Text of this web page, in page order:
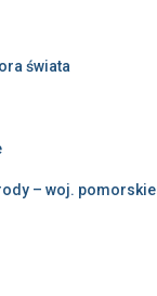
świata
– woj. pomorskie